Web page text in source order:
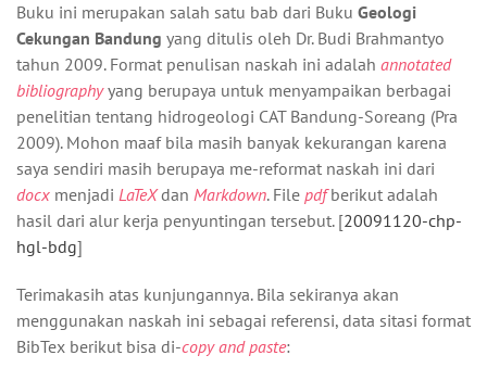
Buku ini merupakan salah satu bab dari Buku Geologi
Cekungan Bandung yang ditulis oleh Dr. Budi Brahmantyo
tahun 2009. Format penulisan naskah ini adalah annotated
bibliographyyang berupaya untuk menyampaikan berbagai
penelitian tentang hidrogeologi CAT Bandung-Soreang (Pra
2009). Mohon maaf bila masih banyak kekurangan karena
saya sendiri masih berupaya me-reformat naskah ini dari
docx menjadi LaTeXdan Markdown. File pdfberikut adalah
hasil dari alur kerja penyuntingan tersebut. [20091120-chp-
hgl-bdg]
Terimakasih atas kunjungannya. Bila sekiranya akan
menggunakan naskah ini sebagai referensi, data sitasi format
BibTex berikut bisa di-copy and paste: